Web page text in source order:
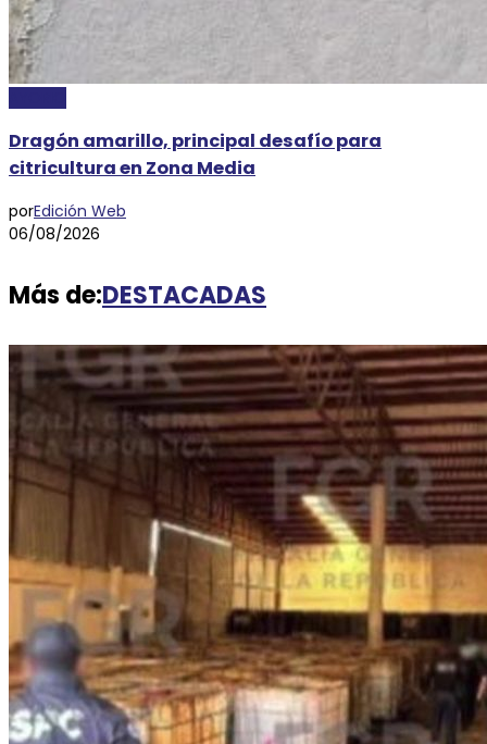
Dragón amarillo, principal desafío para
citricultura en Zona Media
porEdición Web
06/08/2026
Más de:DESTACADAS